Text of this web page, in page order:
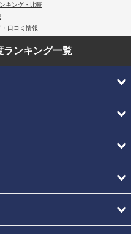
キング・比較
口コミ情報
ランキング一覧